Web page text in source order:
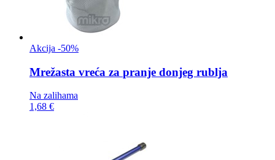
Akcija -50%
Mrežasta vreća za pranje donjeg rublja
Na zalihama
1,68 €